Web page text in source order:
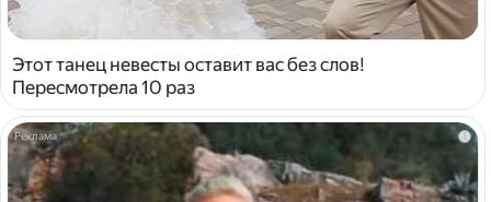
Этот танец невесты оставит вас без слов!
Пересмотрела 10 раз
i